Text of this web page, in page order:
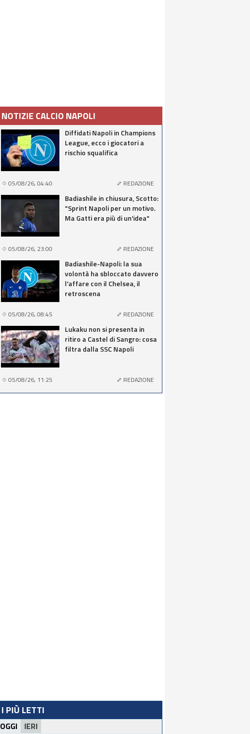
NOTIZIE CALCIO NAPOLI
Diffidati Napoli in Champions
League, ecco i giocatori a
rischio squalifica
05/08/26, 04:40 REDAZIONE
Badiashile in chiusura, Scotto:
"Sprint Napoli per un motivo.
Ma Gatti era più di un'idea"
05/08/26, 23:00 REDAZIONE
Badiashile-Napoli: la sua
volontà ha sbloccato davvero
l'affare con il Chelsea, il
retroscena
05/08/26, 08:45 REDAZIONE
Lukaku non si presenta in
ritiro a Castel di Sangro: cosa
filtra dalla SSC Napoli
05/08/26, 11:25 REDAZIONE
I PIÙ LETTI
OGGI IERI